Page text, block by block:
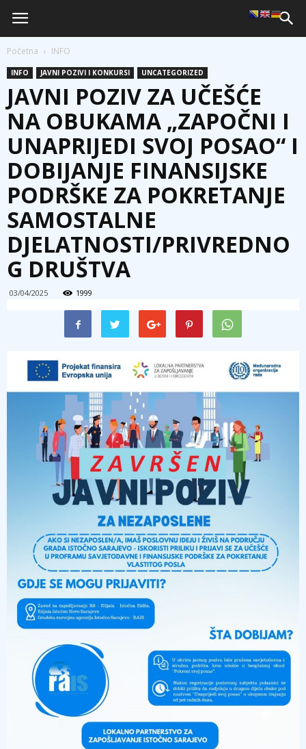
Početna INFO
INFO JAVNI POZIVI I KONKURSI UNCATEGORIZED
JAVNI POZIV ZA UČEŠĆE
NA OBUKAMA „ZAPOČNI I
UNAPRIJEDI SVOJ POSAO“ I
DOBIJANJE FINANSIJSKE
PODRŠKE ZA POKRETANJE
SAMOSTALNE
DJELATNOSTI/PRIVREDNO
G DRUŠTVA
03/04/2025 1999